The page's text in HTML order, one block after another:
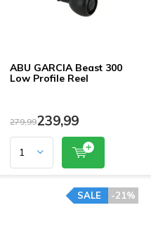
ABU GARCIA Beast 300
Low Profile Reel
279,99239,99
-21%
SALE